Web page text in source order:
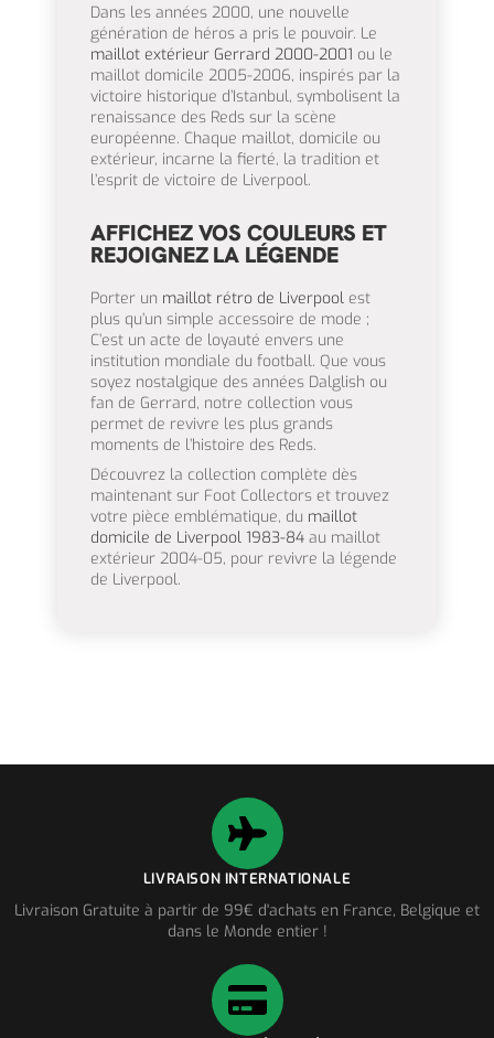
Dans les années 2000, une nouvelle
génération de héros a pris le pouvoir. Le
maillot extérieur Gerrard 2000-2001 ou le
maillot domicile 2005-2006, inspirés par la
victoire historique d’Istanbul, symbolisent la
renaissance des Reds sur la scène
européenne. Chaque maillot, domicile ou
extérieur, incarne la fierté, la tradition et
l’esprit de victoire de Liverpool.
AFFICHEZ VOS COULEURS ET
REJOIGNEZ LA LÉGENDE
Porter un maillot rétro de Liverpool est
plus qu’un simple accessoire de mode ;
C’est un acte de loyauté envers une
institution mondiale du football. Que vous
soyez nostalgique des années Dalglish ou
fan de Gerrard, notre collection vous
permet de revivre les plus grands
moments de l’histoire des Reds.
Découvrez la collection complète dès
maintenant sur Foot Collectors et trouvez
votre pièce emblématique, du maillot
domicile de Liverpool 1983-84 au maillot
extérieur 2004-05, pour revivre la légende
de Liverpool.
LIVRAISON INTERNATIONALE
Livraison Gratuite à partir de 99€ d'achats en France, Belgique et
dans le Monde entier !